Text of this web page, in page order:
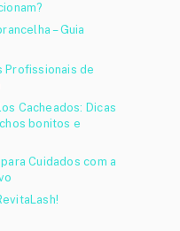
– Guia
Profissionais de
Cacheados: Dicas
bonitos e
Cuidados com a